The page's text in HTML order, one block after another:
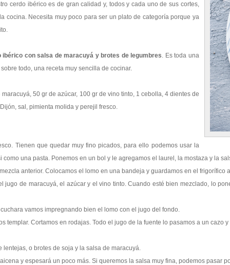
cerdo ibérico es de gran calidad y, todos y cada uno de sus cortes,
cocina. Necesita muy poco para ser un plato de categoría porque ya
ibérico con salsa de maracuyá y brotes de legumbres. Es toda una
todo, una receta muy sencilla de cocinar.
50 gr de azúcar, 100 gr de vino tinto, 1 cebolla, 4 dientes de
sal, pimienta molida y perejil fresco.
Tienen que quedar muy fino picados, para ello podemos usar la
una pasta. Ponemos en un bol y le agregamos el laurel, la mostaza y la
anterior. Colocamos el lomo en una bandeja y guardamos en el frigorífico
de maracuyá, el azúcar y el vino tinto. Cuando esté bien mezclado, lo
vamos impregnando bien el lomo con el jugo del fondo.
templar. Cortamos en rodajas. Todo el jugo de la fuente lo pasamos a un
o brotes de soja y la salsa de maracuyá.
y espesará un poco más. Si queremos la salsa muy fina, podemos pasar